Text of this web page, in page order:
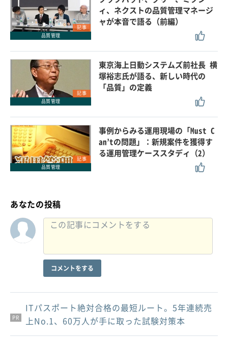
記事
品質管理
ィ、ネクストの品質管理マネージ
ャが本音で語る（前編）
記事
品質管理
東京海上日動システムズ前社長 横
塚裕志氏が語る、新しい時代の
「品質」の定義
記事
品質管理
事例からみる運用現場の「Must C
an’tの問題」：新規案件を獲得す
る運用管理ケーススタディ（2）
あなたの投稿
コメントをする
PR
PR
PR
ITパスポート絶対合格の最短ルート。5年連続売
上No.1、60万人が手に取った試験対策本